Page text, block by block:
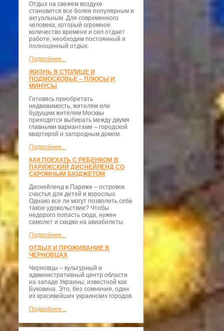
Отдых на свежем воздухе
становится все более популярным и
актуальным. Для современного
человека, который огромное
количество времени и сил отдает
работе, необходим постоянный и
полноценный отдых.
Подробнее...
ЖИЗНЬ В СТОЛИЦЕ И
ПОДМОСКОВЬЕ – ПЛЮСЫ И
МИНУСЫ
Готовясь приобретать
недвижимость, жителям или
будущим жителям Москвы
приходится выбирать между двумя
главными вариантами – городской
квартирой и загородным домом.
Подробнее...
КАК ПОЕХАТЬ С РЕБЕНКОМ В
ПАРИЖСКИЙ ДИСНЕЙЛЕНД СО
СКРОМНЫМ БЮДЖЕТОМ
Диснейленд в Париже – островок
счастья для детей и взрослых.
Однако все ли могут позволить себе
такое удовольствие? Чтобы
недорого попасть сюда, нужен
самолет и скидки на авиабилеты.
Подробнее...
ОТДЫХ И ПРОЖИВАНИЕ В
ЧЕРНОВЦАХ
Черновцы – культурный и
административный центр области
на западе Украины, известной как
Буковина. Это, без сомнения, один
из красивейших украинских городов.
Подробнее...